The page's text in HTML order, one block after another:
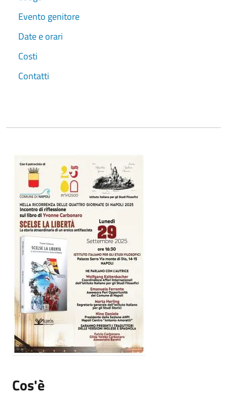
Evento genitore
Date e orari
Costi
Contatti
Cos'è